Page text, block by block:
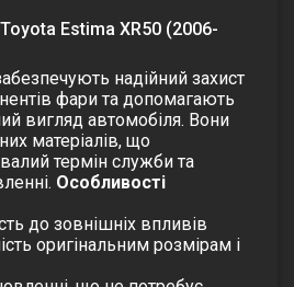
Estima XR50 (2006-
надійний захист
фари та допомагають
вигляд автомобіля. Вони
матеріалів, що
термін служби та
Особливості
до зовнішніх впливів
оригінальним розмірам і